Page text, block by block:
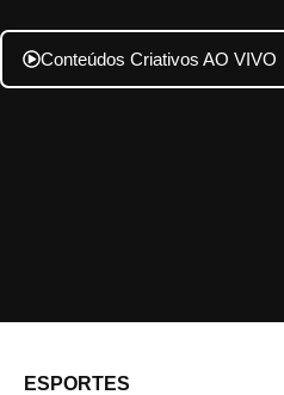
Conteúdos Criativos AO VIVO
ESPORTES